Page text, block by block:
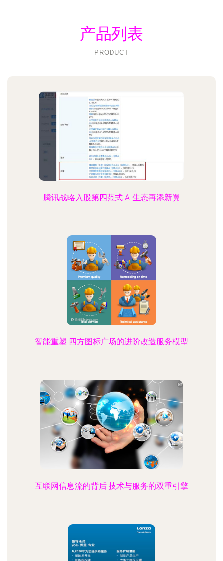
产品列表
PRODUCT
腾讯战略入股第四范式 AI生态再添新翼
智能重塑 四方图标广场的进阶改造服务模型
互联网信息流的背后 技术与服务的双重引擎